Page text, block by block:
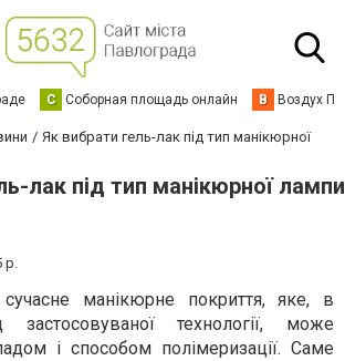
С Соборная площадь онлайн В Воздух
Як вибрати гель-лак під тип манікюрної
лак під тип манікюрної лампи
р.
манікюрне покриття, яке, в
застосовуваної технології, може
і способом полімеризації. Саме